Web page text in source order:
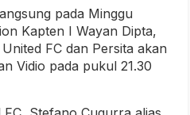
pada Minggu
Kapten I Wayan Dipta,
FC dan Persita akan
Vidio pada pukul 21.30